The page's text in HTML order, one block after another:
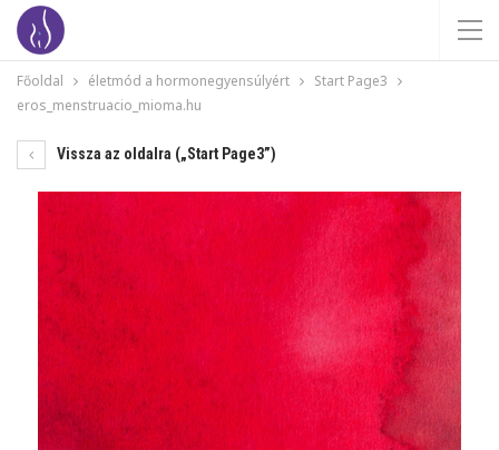
Főoldal életmód a hormonegyensúlyért
Start Page3
eros_menstruacio_mioma.hu
Vissza az oldalra („Start Page3”)